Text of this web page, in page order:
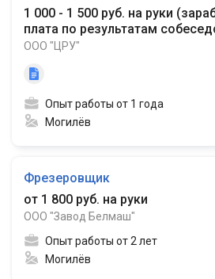
1 000 - 1 500 руб. на руки (
плата по результатам
ООО "ЦРУ"
Опыт работы от 1 года
Могилёв
Фрезеровщик
от 1 800 руб. на руки
ООО "Завод Белмаш"
Опыт работы от 2 лет
Могилёв